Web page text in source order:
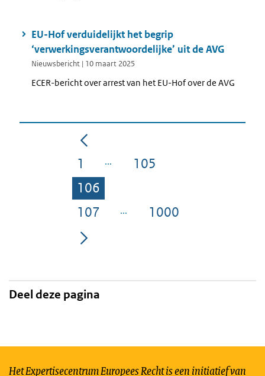
EU-Hof verduidelijkt het begrip
‘verwerkingsverantwoordelijke’ uit de AVG
Nieuwsbericht | 10 maart 2025
ECER-bericht over arrest van het EU-Hof over de AVG
Pagina
1 Pagina
105
Pagina
106
Pagina
107 Pagina
1000
Deel deze pagina
Het Expertisecentrum Europees Recht is een initiatief van